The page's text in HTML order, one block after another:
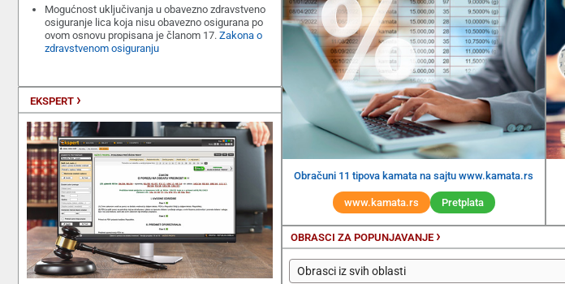
Mogućnost uključivanja u obavezno zdravstveno
osiguranje lica koja nisu obavezno osigurana po
ovom osnovu propisana je članom 17. Zakona o
zdravstvenom osiguranju
EKSPERT ›
Obračuni 11 tipova kamata na sajtu www.kamata.rs
www.kamata.rs Pretplata
OBRASCI ZA POPUNJAVANJE ›